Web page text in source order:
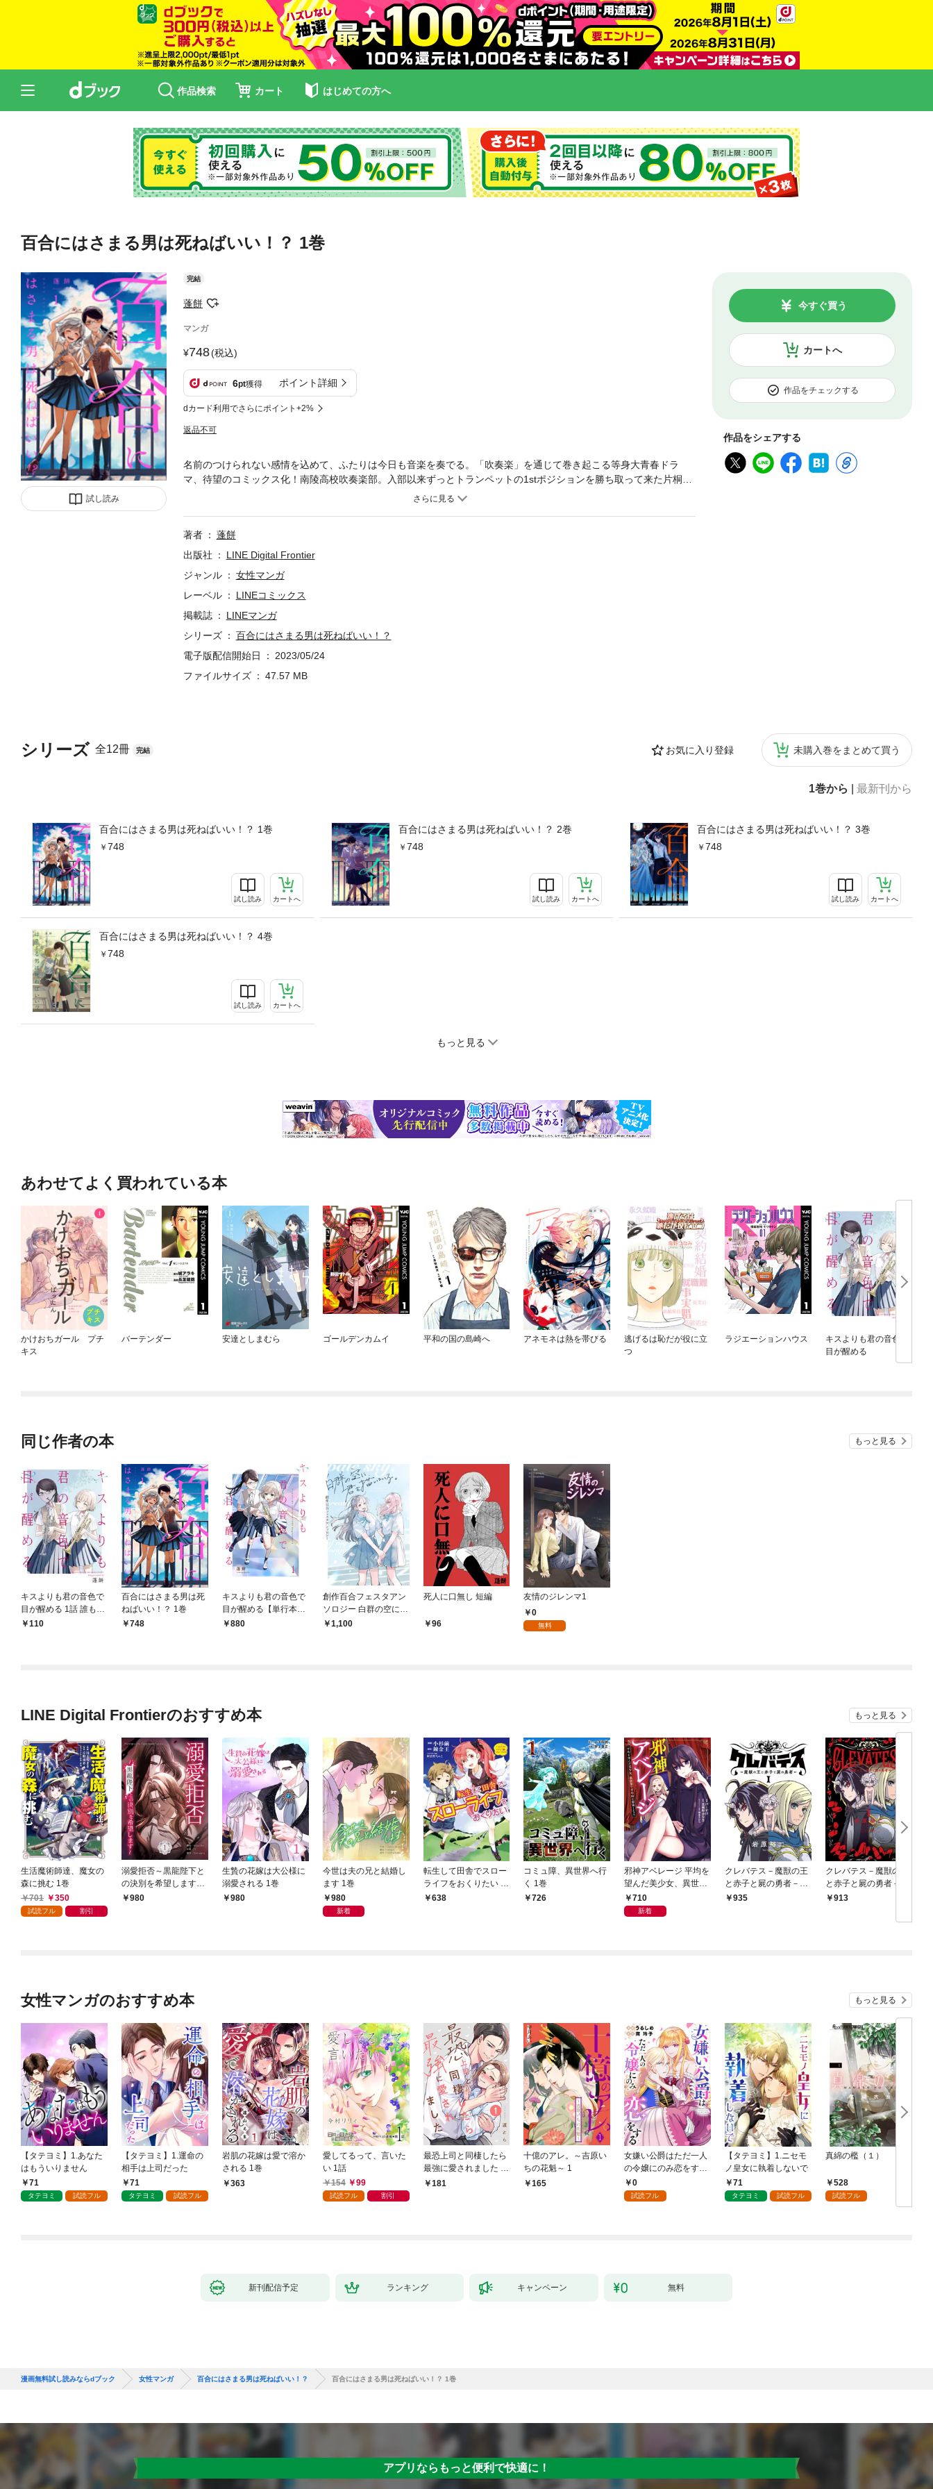
作品検索 カート はじめての方へ
百合にはさまる男は死ねばいい！？ 1巻
試し読み
完結
蓬餅
マンガ
748(税込)
6pt獲得 ポイント詳細
dカード利用でさらにポイント+2%
返品不可
カートへ
今すぐ買う
作品をチェックする
作品をシェアする
シリーズ 全12冊 完結 お気に入り登録 未購入巻をまとめて買う
1巻から 最新刊から
百合にはさまる男は死ねばいい！？ 1巻
748
試し読み カートへ
百合にはさまる男は死ねばいい！？ 2巻
748
試し読み カートへ
百合にはさまる男は死ねばいい！？ 3巻
748
試し読み カートへ
百合にはさまる男は死ねばいい！？ 4巻
748
試し読み カートへ
もっと見る
名前のつけられない感情を込めて、ふたりは今日も音楽を奏でる。「吹奏楽」を通じて巻き起こる等身大青春ドラ
マ、待望のコミックス化！南陵高校吹奏楽部。入部以来ずっとトランペットの1stポジションを勝ち取って来た片桐千
早のもとに、吹奏楽の強豪校で、同じくトランペットの1stを担当していた転校生、相川響が現れる。自分のポジショ
ことを知り、片桐は次第に心を開いていく。しかしある日を境に、相川の様子に異変が起き始め……？お互いにとっ
て唯一無二の存在になっていくふたりと、それを取り巻く同級生・後輩たちの、恋心や憧れ。あらゆる想いが駆け巡
著者
蓬餅
出版社
LINE Digital Frontier
ジャンル
女性マンガ
レーベル
LINEコミックス
掲載誌
LINEマンガ
シリーズ
百合にはさまる男は死ねばいい！？
電子版配信開始日
2023/05/24
ファイルサイズ
47.57 MB
あわせてよく買われている本
かけおちガール プチ
キス
バーテンダー 安達としまむら ゴールデンカムイ 平和の国の島崎へ アネモネは熱を帯びる
逃げるは恥だが役に立
つ
ラジエーションハウス
キスよりも君の音色で
目が醒める
同じ作者の本 もっと見る
キスよりも君の音色で
目が醒める 1話 誰も知
らない①
110
百合にはさまる男は死
ねばいい！？ 1巻
748
キスよりも君の音色で
目が醒める【単行本
版】 1巻
880
創作百合フェスタアン
ソロジー 白群の空に君
を描いている。
1,100
死人に口無し 短編
96
友情のジレンマ1
0
無料
LINE Digital Frontierのおすすめ本 もっと見る
生活魔術師達、魔女の
森に挑む 1巻
701
350
試読フル 割引
溺愛拒否～黒龍陛下と
の決別を希望します～
1巻980
生贄の花嫁は大公様に
溺愛される 1巻
980
今世は夫の兄と結婚し
ます 1巻
980
新着
転生して田舎でスロー
ライフをおくりたい 1
巻638
コミュ障、異世界へ行
く 1巻
726
邪神アベレージ 平均を
望んだ美少女、異世界
で平均的な邪神となる
1巻
710
新着
クレバテス－魔獣の王
と赤子と屍の勇者－
【フルカラー版】 1巻
935
クレバテス－魔獣の王
と赤子と屍の勇者－ 1
巻913
女性マンガのおすすめ本 もっと見る
【タテヨミ】1.あなた
はもういりません
71
タテヨミ 試読フル
【タテヨミ】1.運命の
相手は上司だった
71
タテヨミ 試読フル
岩肌の花嫁は愛で溶か
される 1巻
363
愛してるって、言いた
い 1話
154
99
試読フル 割引
最恐上司と同棲したら
最強に愛されました 1
巻181
十億のアレ。～吉原い
ちの花魁～ 1
165
女嫌い公爵はただ一人
の令嬢にのみ恋をする
（分冊版）第１話
0
試読フル
【タテヨミ】1.ニセモ
ノ皇女に執着しないで
71
タテヨミ 試読フル
真綿の檻（１）
528
試読フル
新刊配信予定 ランキング キャンペーン 無料
漫画無料試し読みならdブック 女性マンガ 百合にはさまる男は死ねばいい！？ 百合にはさまる男は死ねばいい！？ 1巻
アプリならもっと便利で快適に！